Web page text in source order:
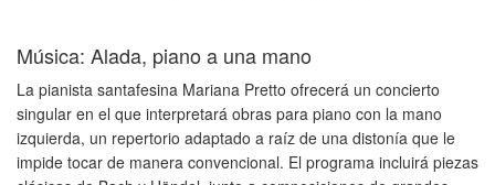
Música: Alada, piano a una mano
La pianista santafesina Mariana Pretto ofrecerá un concierto
singular en el que interpretará obras para piano con la mano
izquierda, un repertorio adaptado a raíz de una distonía que le
impide tocar de manera convencional. El programa incluirá piezas